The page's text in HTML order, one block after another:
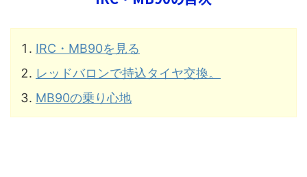
IRC・MB90を見る
レッドバロンで持込タイヤ交換。
MB90の乗り心地